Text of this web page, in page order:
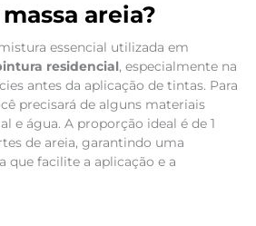
areia?
essencial utilizada em
residencial, especialmente na
antes da aplicação de tintas. Para
precisará de alguns materiais
e água. A proporção ideal é de 1
de areia, garantindo uma
que facilite a aplicação e a